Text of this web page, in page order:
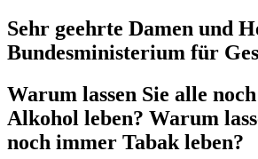
Sehr geehrte Damen und
Bundesministerium für
Warum lassen Sie alle
Alkohol leben? Warum
noch immer Tabak leben?